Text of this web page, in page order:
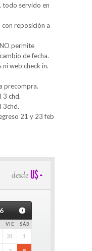
todo servido en
reposición a
NO permite
de fecha.
web check in.
precompra.
3 chd.
3chd.
21 y 23 feb
desde U$-
VIE SÁB
31 1